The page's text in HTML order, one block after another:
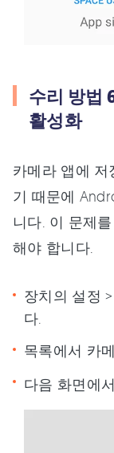
수리 방법
활성화
카메라 앱에 저
기 때문에
니다. 이 문제
해야 합니다.
장치의 설정
다.
목록에서 카
다음 화면에